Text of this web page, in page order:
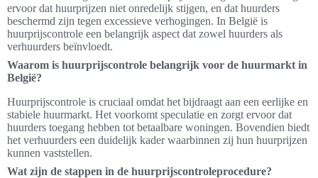
ervoor dat huurprijzen niet onredelijk stijgen, en dat huurders
beschermd zijn tegen excessieve verhogingen. In België is
huurprijscontrole een belangrijk aspect dat zowel huurders als
verhuurders beïnvloedt.
Waarom is huurprijscontrole belangrijk voor de huurmarkt in
België?
Huurprijscontrole is cruciaal omdat het bijdraagt aan een eerlijke en
stabiele huurmarkt. Het voorkomt speculatie en zorgt ervoor dat
huurders toegang hebben tot betaalbare woningen. Bovendien biedt
het verhuurders een duidelijk kader waarbinnen zij hun huurprijzen
kunnen vaststellen.
Wat zijn de stappen in de huurprijscontroleprocedure?